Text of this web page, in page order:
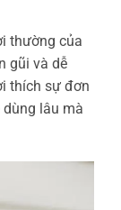
thường của
gũi và dễ
thích sự đơn
lâu mà